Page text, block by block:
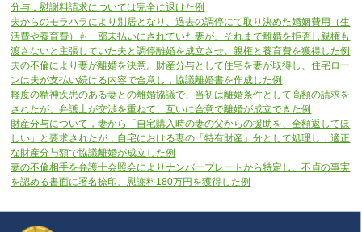
分与，慰謝料請求については完全に退けた例
夫からのモラハラにより別居となり、過去の調停にて取り決めた婚姻費用（生
活費や養育費）も一部未払いにされていた妻が、それまで離婚を拒否し親権も
渡さないと主張していた夫と調停離婚を成立させ、親権と養育費を獲得した例
夫の不倫により妻が離婚を決意。財産分与として住宅を妻が取得し、住宅ロー
ンは夫が支払い続ける内容で合意し，協議離婚書を作成した例
軽度の精神疾患のある妻との離婚協議で、当初は離婚条件として高額の請求を
されたが、弁護士が交渉を重ねて、互いに合意で離婚が成立できた例
財産分与について，妻から「自宅購入時の妻の父からの援助を、全額返してほ
しい」と要求されたが，自宅における妻の「特有財産」分として処理し，適正
な財産分与額で協議離婚が成立した例
妻の不倫相手を弁護士会照会によりナンバープレートから特定し、不貞の事実
を認める書面に署名捺印、慰謝料180万円を獲得した例